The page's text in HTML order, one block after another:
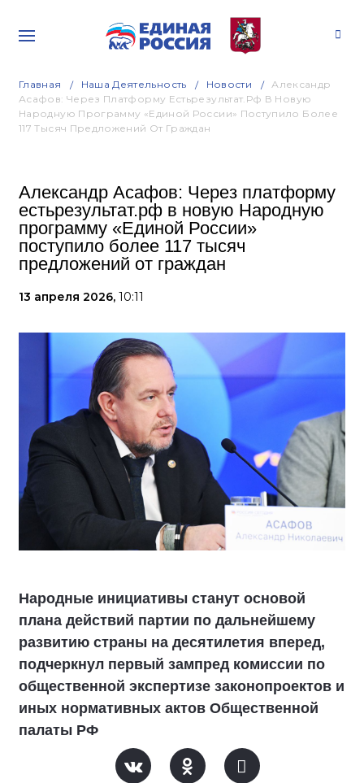
Главная Наша Деятельность Новости
Александр
Асафов: Через Платформу Естьрезультат.рф В Новую
Народную Программу «Единой России» Поступило Более
117 Тысяч Предложений От Граждан
Александр Асафов: Через платформу
естьрезультат.рф в новую Народную
программу «Единой России»
поступило более 117 тысяч
предложений от граждан
13 апреля 2026, 10:11
Народные инициативы станут основой
плана действий партии по дальнейшему
развитию страны на десятилетия вперед,
подчеркнул первый зампред комиссии по
общественной экспертизе законопроектов и
иных нормативных актов Общественной
палаты РФ